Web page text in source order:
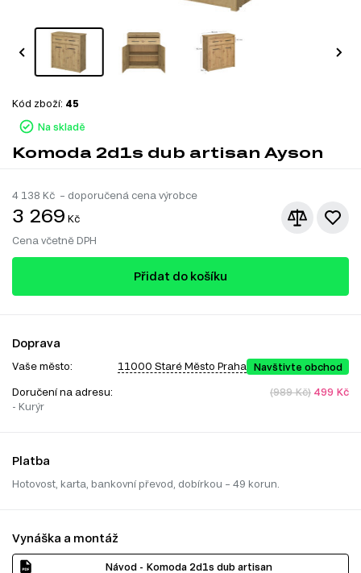
Na skladě
Kód zboží: 45
Komoda 2d1s dub artisan Ayson
4 138 Kč – doporučená cena výrobce
3 269 Kč
Cena včetně DPH
Přidat do košíku
Doprava
Vaše město: 11000 Staré Město Praha Navštivte obchod
Doručení na adresu:
- Kurýr
(989 Kč) 499 Kč
Platba
Hotovost, karta, bankovní převod, dobírkou – 49 korun.
Vynáška a montáž
Návod - Komoda 2d1s dub artisan